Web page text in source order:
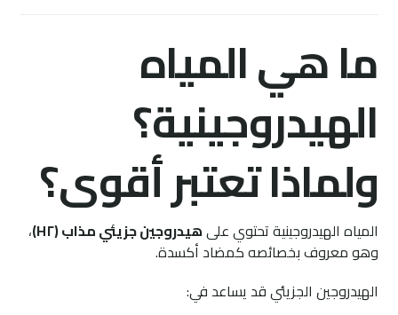
ما هي المياه
الهيدروجينية؟
ولماذا تعتبر أقوى؟
المياه الهيدروجينية تحتوي علىهيدروجين جزيئي مذاب (H٢)
،
وهو معروف بخصائصه كمضاد أكسدة.
الهيدروجين الجزيئي قد يساعد في: